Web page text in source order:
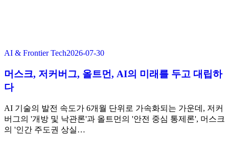
AI & Frontier Tech2026-07-30
머스크, 저커버그, 올트먼, AI의 미래를 두고 대립하
다
AI 기술의 발전 속도가 6개월 단위로 가속화되는 가운데, 저커
버그의 '개방 및 낙관론'과 올트먼의 '안전 중심 통제론', 머스크
의 '인간 주도권 상실…